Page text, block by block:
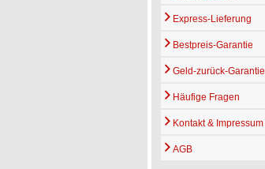
Express-Lieferung
Bestpreis-Garantie
Geld-zurück-Garantie
Häufige Fragen
Kontakt & Impressum
AGB